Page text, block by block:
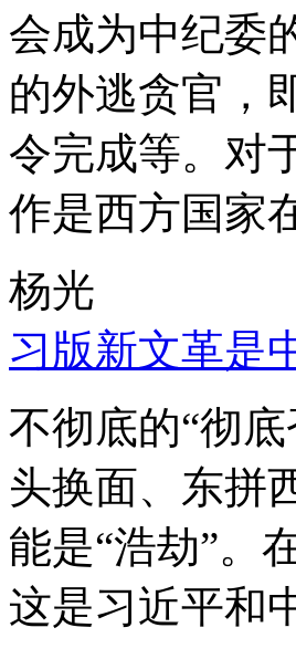
会成为中纪委
的外逃贪官，
令完成等。对
作是西方国家
杨光
习版新文革是
不彻底的“彻
头换面、东拼
能是“浩劫”。
这是习近平和